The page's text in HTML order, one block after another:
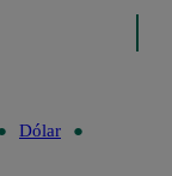
Dólar